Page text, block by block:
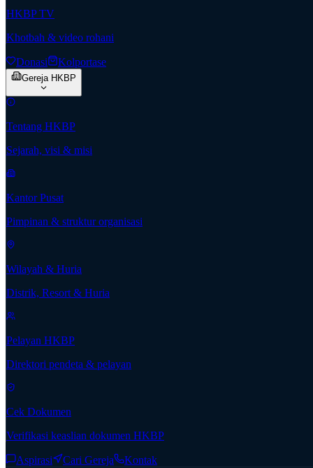
HKBP TV
Khotbah & video rohani
Donasi Kolportase
Gereja HKBP
Tentang HKBP
Sejarah, visi & misi
Kantor Pusat
Pimpinan & struktur organisasi
Wilayah & Huria
Distrik, Resort & Huria
Pelayan HKBP
Direktori pendeta & pelayan
Cek Dokumen
Verifikasi keaslian dokumen HKBP
Aspirasi Cari Gereja
Kontak